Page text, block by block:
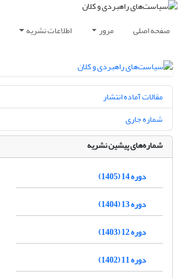
صفحه اصلی مرور اطلاعات نشریه
مقالات آماده انتشار
شماره جاری
شماره‌های پیشین نشریه
دوره 14 (1405)
دوره 13 (1404)
دوره 12 (1403)
دوره 11 (1402)